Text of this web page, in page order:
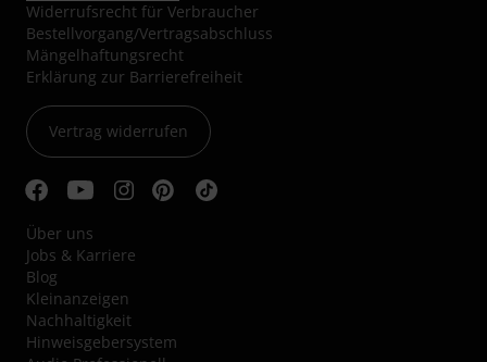
Widerrufsrecht für Verbraucher
Bestellvorgang/Vertragsabschluss
Mängelhaftungsrecht
Erklärung zur Barrierefreiheit
Vertrag widerrufen
Über uns
Jobs & Karriere
Blog
Kleinanzeigen
Nachhaltigkeit
Hinweisgebersystem